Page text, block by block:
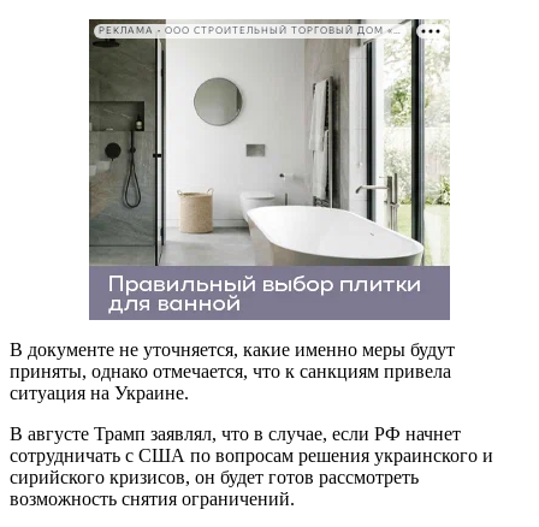
РЕКЛАМА • ООО СТРОИТЕЛЬНЫЙ ТОРГОВЫЙ ДОМ «ПЕТРОВИЧ». ИНН: 7802348846
В документе не уточняется, какие именно меры будут
приняты, однако отмечается, что к санкциям привела
ситуация на Украине.
В августе Трамп заявлял, что в случае, если РФ начнет
сотрудничать с США по вопросам решения украинского и
сирийского кризисов, он будет готов рассмотреть
возможность снятия ограничений.